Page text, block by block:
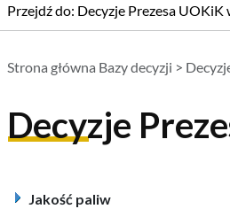
Przejdź do: Decyzje Prezesa UOKiK
Strona główna Bazy decyzji >
Decyzje
Jakość paliw